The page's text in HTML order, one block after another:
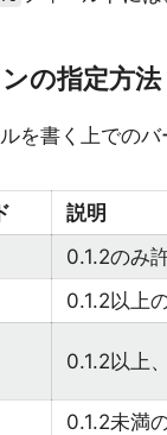
の指定方法
を書く上でのバ
説明
0.1.2のみ
0.1.2以上
0.1.2以上
0.1.2未満